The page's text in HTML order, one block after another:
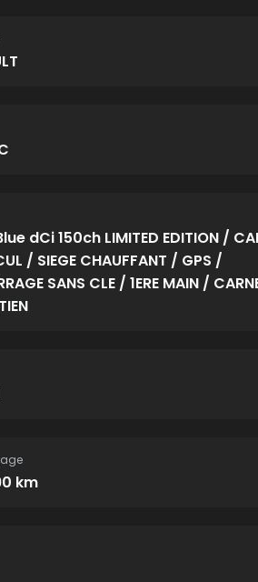
dCi 150ch LIMITED EDITION /
/ SIEGE CHAUFFANT / GPS /
SANS CLE / 1ERE MAIN /
km